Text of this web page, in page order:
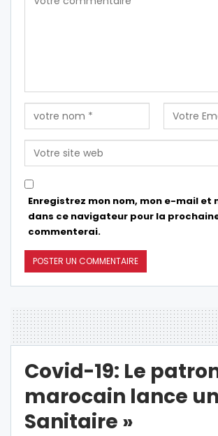
Enregistrez mon nom, mon e-mail et
dans ce navigateur pour la
commenterai.
Covid-19: Le
marocain lance
Sanitaire »